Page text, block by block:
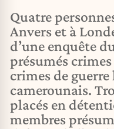
Quatre
Anvers et à
d’une enquête
présumés
crimes de
camerounais.
placés en
membres